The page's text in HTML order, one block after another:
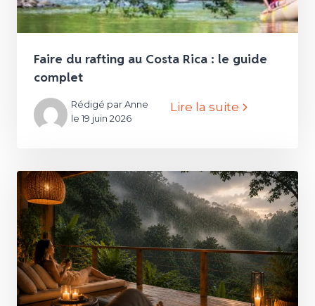
Faire du rafting au Costa Rica : le guide
complet
Rédigé par Anne
le 19 juin 2026
Lire la suite